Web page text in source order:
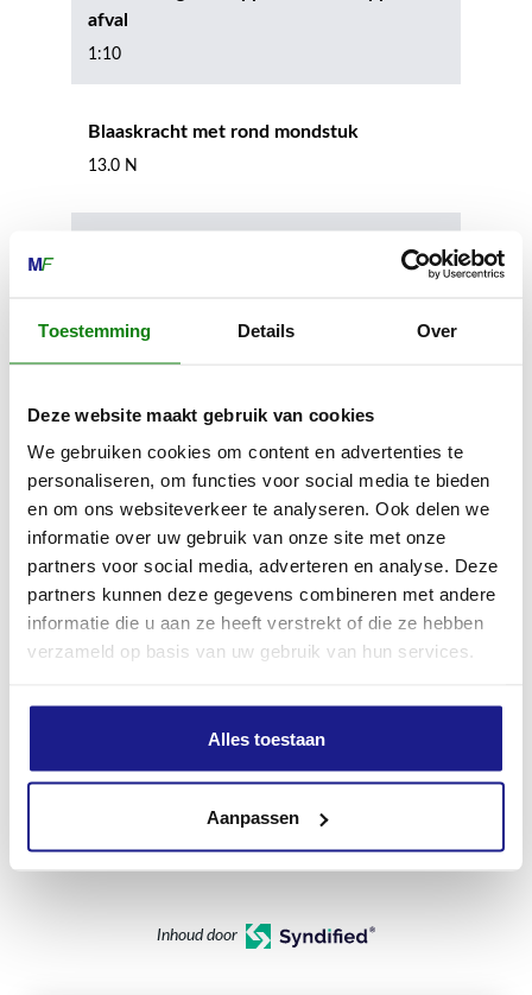
Toestemming Details Over
Deze website maakt gebruik van cookies
We gebruiken cookies om content en advertenties te
personaliseren, om functies voor social media te bieden
en om ons websiteverkeer te analyseren. Ook delen we
informatie over uw gebruik van onze site met onze
partners voor social media, adverteren en analyse. Deze
partners kunnen deze gegevens combineren met andere
informatie die u aan ze heeft verstrekt of die ze hebben
verzameld op basis van uw gebruik van hun services.
Alles toestaan
Aanpassen
afval
1:10
Blaaskracht met rond mondstuk
13.0 N
560 m³/h
Geluidsdrukniveau
90.0 dB(A)
Inhoud door